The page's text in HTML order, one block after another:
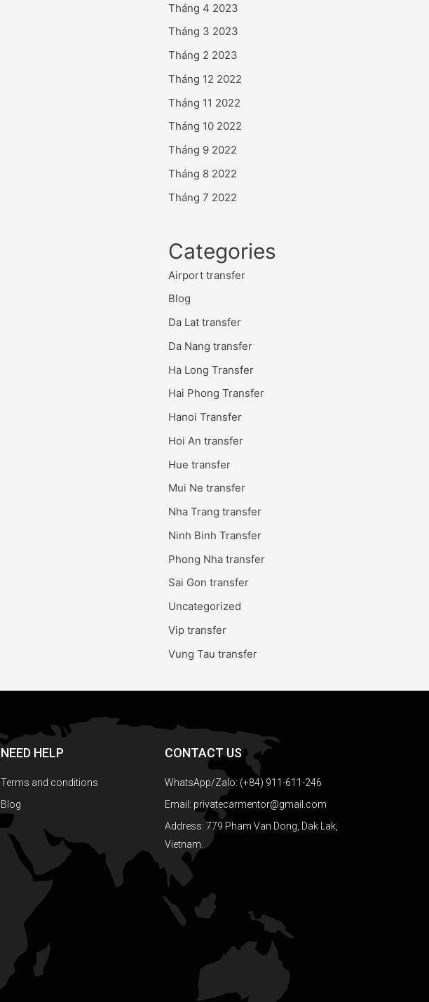
Tháng 4 2023
Tháng 3 2023
Tháng 2 2023
Tháng 12 2022
Tháng 11 2022
Tháng 10 2022
Tháng 9 2022
Tháng 8 2022
Tháng 7 2022
Categories
Airport transfer
Blog
Da Lat transfer
Da Nang transfer
Ha Long Transfer
Hai Phong Transfer
Hanoi Transfer
Hoi An transfer
Hue transfer
Mui Ne transfer
Nha Trang transfer
Ninh Binh Transfer
Phong Nha transfer
Sai Gon transfer
Uncategorized
Vip transfer
Vung Tau transfer
NEED HELP
Terms and conditions
Blog
CONTACT US
WhatsApp/Zalo: (+84) 911-611-246
Email: privatecarmentor@gmail.com
Address: 779 Pham Van Dong, Dak Lak,
Vietnam.